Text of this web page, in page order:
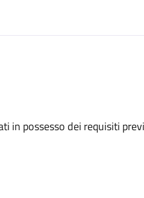
in possesso dei requisiti